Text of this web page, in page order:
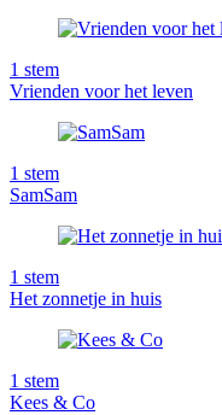
1 stem
Vrienden voor het leven
1 stem
SamSam
1 stem
Het zonnetje in huis
1 stem
Kees & Co